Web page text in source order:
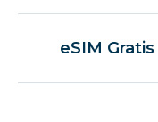
eSIM Gratis